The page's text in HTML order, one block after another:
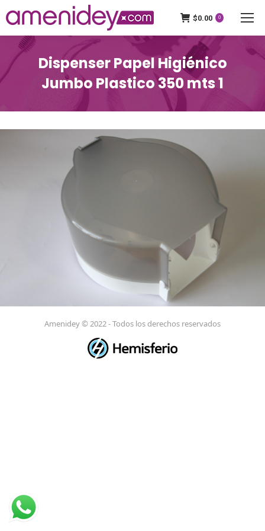
$0.00 0
Dispenser Papel Higiénico
Jumbo Plastico 350 mts 1
Amenidey © 2022 - Todos los derechos reservados